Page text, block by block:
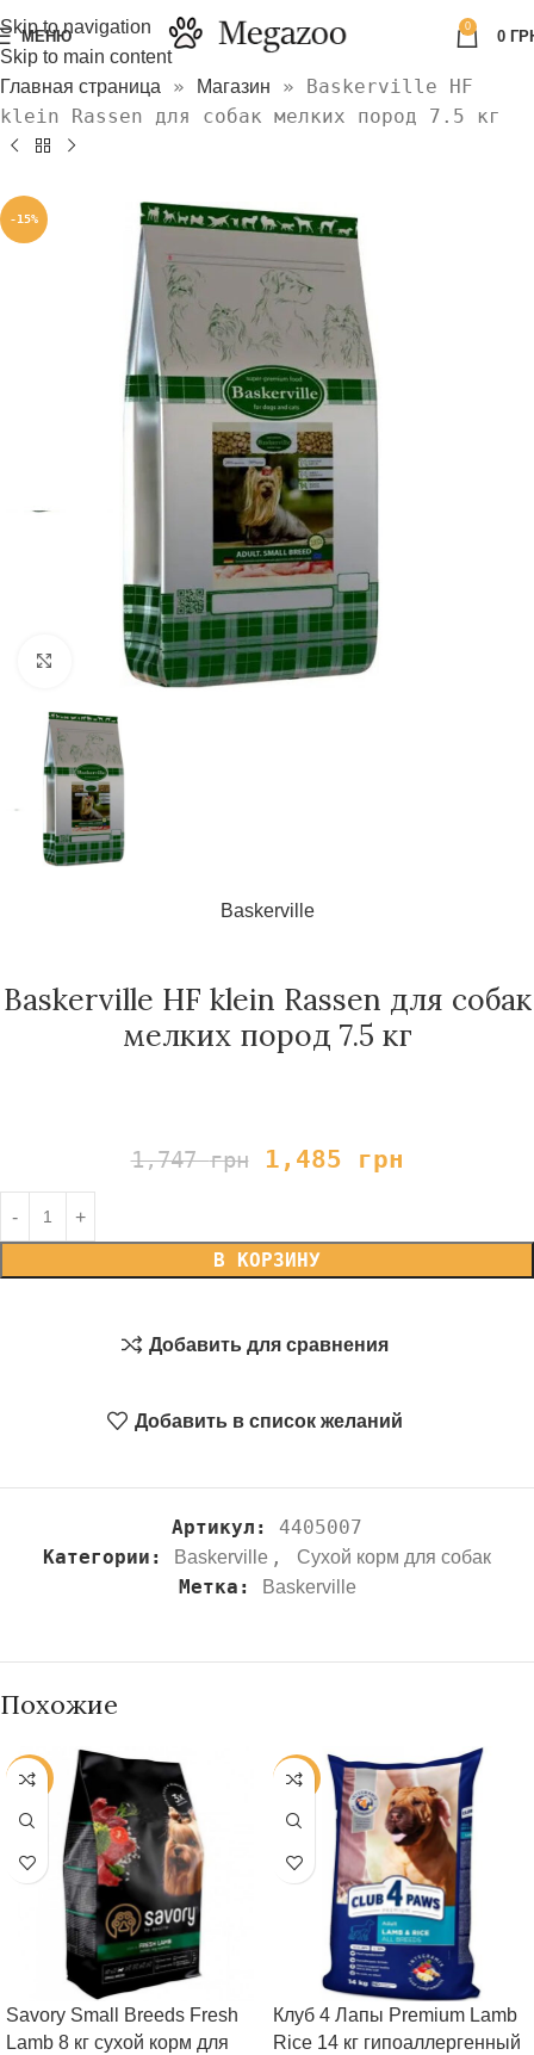
Skip to navigation
Skip to main content
МЕНЮ
0
0
Главная страница » Магазин » Baskerville HF
klein Rassen для собак мелких пород 7.5 кг
-15%
Нажмите, чтобы увеличить
Baskerville
Baskerville HF klein Rassen для собак
мелких пород 7.5 кг
1,747грн 1,485 грн
В КОРЗИНУ
Добавить для сравнения
Добавить в список желаний
Артикул: 4405007
Категории:
Baskerville , Сухой корм для собак
Метка: Baskerville
Похожие
-38%
Savory Small Breeds Fresh
Lamb 8 кг сухой корм для
-19%
Клуб 4 Лапы Premium Lamb
Rice 14 кг гипоаллергенный